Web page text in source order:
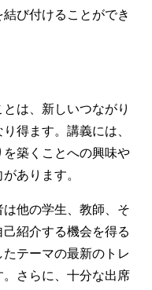
び付けることができ
は、新しいつながり
得ます。講義には、
築くことへの興味や
あります。
他の学生、教師、そ
紹介する機会を得る
テーマの最新のトレ
さらに、十分な出席